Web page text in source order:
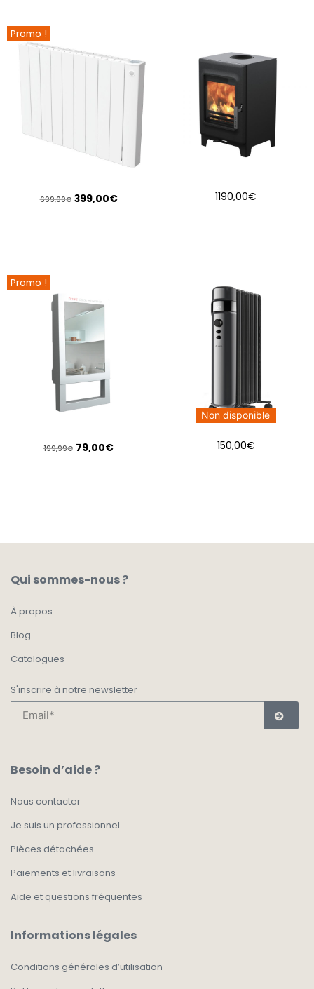
Promo !
699,00€ 399,00€ 1190,00€
Promo !
199,99€ 79,00€
Non disponible
150,00€
Qui sommes-nous ?
À propos
Blog
Catalogues
S'inscrire à notre newsletter
Besoin d’aide ?
Nous contacter
Je suis un professionnel
Pièces détachées
Paiements et livraisons
Aide et questions fréquentes
Informations légales
Conditions générales d’utilisation